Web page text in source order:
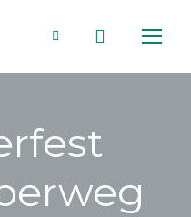
Search:
in